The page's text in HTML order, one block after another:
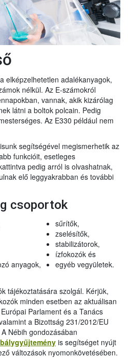
elképzelhetetlen adalékanyagok,
nélkül. Az E-számokról
vannak, akik kizárólag
látni a boltok polcain. Pedig
Az E330 például nem
segítségével megismerhetik az
funkcióit, esetleges
pedig arról is olvashatnak,
elő leggyakrabban és további
csoportok
anyagok,
sűrítők,
zselésítők,
stabilizátorok,
ízfokozók és
egyéb vegyületek.
tájékoztatására szolgál. Kérjük,
minden esetben az aktuálisan
Parlament és a Tanács
a Bizottság 231/2012/EU
Nébih gondozásában
is segítséget nyújt
változások nyomonkövetésében.